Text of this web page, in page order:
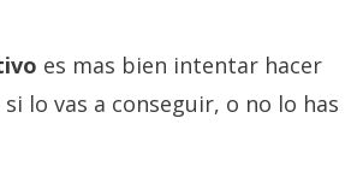
es mas bien intentar hacer
lo vas a conseguir, o no lo has